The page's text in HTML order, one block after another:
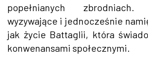
popełnianych
wyzywające i jednocześnie
jak życie Battaglii, która
konwenansami społecznymi.